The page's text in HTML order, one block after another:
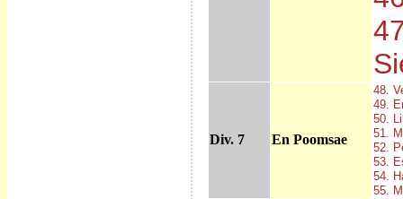
Div. 7 En Poomsae
48.
49.
50.
51.
52.
53.
54.
55.